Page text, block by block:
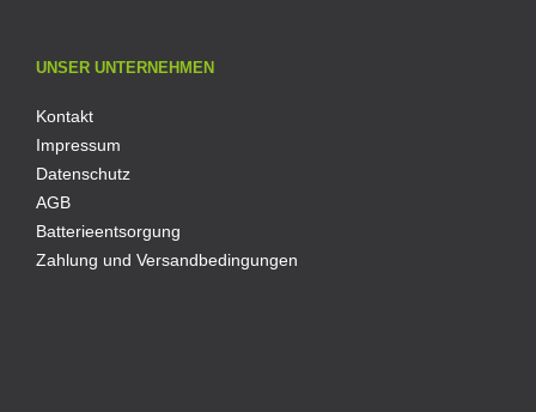
UNSER UNTERNEHMEN
Kontakt
Impressum
Datenschutz
AGB
Batterieentsorgung
Zahlung und Versandbedingungen